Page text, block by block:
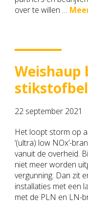
over te willen …
Weishaup
22 september 2021
Het loopt storm op
‘(ultra) low NOx’-
vanuit de overheid.
niet meer worden
vergunning. Dan zit
installaties met een
met de PLN en LN-